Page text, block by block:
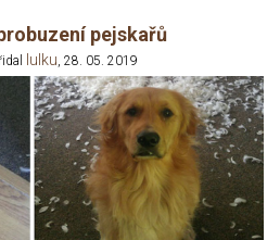
pejskařů
lulku, 28. 05. 2019